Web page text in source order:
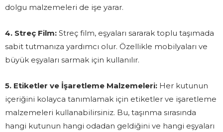
dolgu malzemeleri de işe yarar.
4. Streç Film: Streç film, eşyaları sararak toplu taşımada
sabit tutmanıza yardımcı olur. Özellikle mobilyaları ve
büyük eşyaları sarmak için kullanılır.
5. Etiketler ve İşaretleme Malzemeleri: Her kutunun
içeriğini kolayca tanımlamak için etiketler ve işaretleme
malzemeleri kullanabilirsiniz. Bu, taşınma sırasında
hangi kutunun hangi odadan geldiğini ve hangi eşyaları